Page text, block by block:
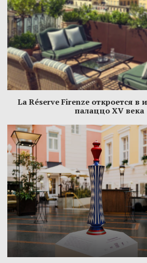
La Réserve Firenze откроется в
палаццо XV века